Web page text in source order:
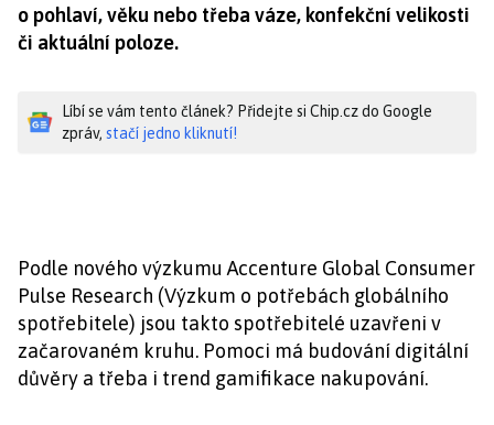
o pohlaví, věku nebo třeba váze, konfekční velikosti
či aktuální poloze.
Líbí se vám tento článek? Přidejte si Chip.cz do Google
zpráv, stačí jedno kliknutí!
Podle nového výzkumu Accenture Global Consumer
Pulse Research (Výzkum o potřebách globálního
spotřebitele) jsou takto spotřebitelé uzavřeni v
začarovaném kruhu. Pomoci má budování digitální
důvěry a třeba i trend gamifikace nakupování.